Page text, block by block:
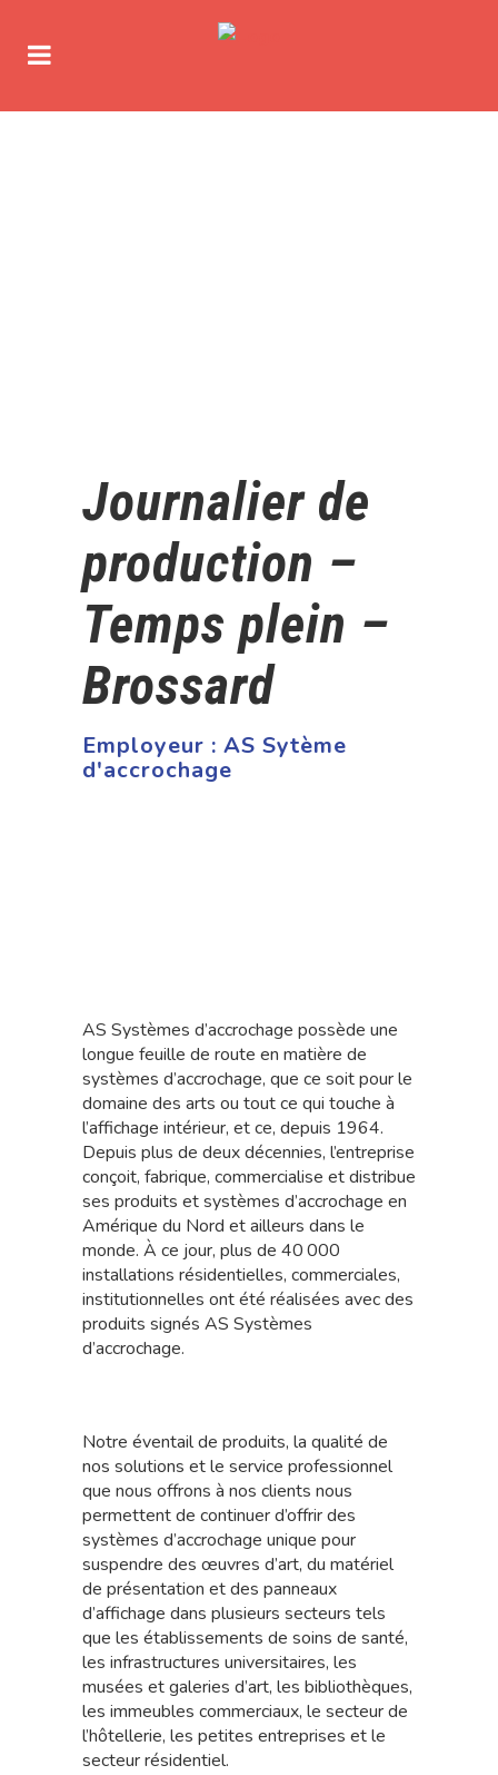
Journalier de
production –
Temps plein –
Brossard
Employeur : AS Sytème
d'accrochage
AS Systèmes d’accrochage possède une
longue feuille de route en matière de
systèmes d’accrochage, que ce soit pour le
domaine des arts ou tout ce qui touche à
l’affichage intérieur, et ce, depuis 1964.
Depuis plus de deux décennies, l’entreprise
conçoit, fabrique, commercialise et distribue
ses produits et systèmes d’accrochage en
Amérique du Nord et ailleurs dans le
monde. À ce jour, plus de 40 000
installations résidentielles, commerciales,
institutionnelles ont été réalisées avec des
produits signés AS Systèmes
d’accrochage.
Notre éventail de produits, la qualité de
nos solutions et le service professionnel
que nous offrons à nos clients nous
permettent de continuer d’offrir des
systèmes d’accrochage unique pour
suspendre des œuvres d’art, du matériel
de présentation et des panneaux
d’affichage dans plusieurs secteurs tels
que les établissements de soins de santé,
les infrastructures universitaires, les
musées et galeries d’art, les bibliothèques,
les immeubles commerciaux, le secteur de
l’hôtellerie, les petites entreprises et le
secteur résidentiel.